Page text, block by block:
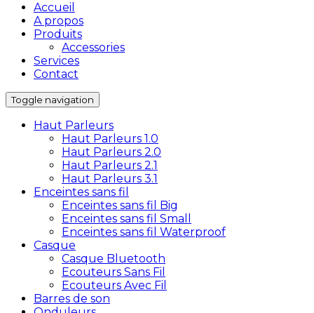
Accueil
A propos
Produits
Accessories
Services
Contact
Toggle navigation
Haut Parleurs
Haut Parleurs 1.0
Haut Parleurs 2.0
Haut Parleurs 2.1
Haut Parleurs 3.1
Enceintes sans fil
Enceintes sans fil Big
Enceintes sans fil Small
Enceintes sans fil Waterproof
Casque
Casque Bluetooth
Ecouteurs Sans Fil
Ecouteurs Avec Fil
Barres de son